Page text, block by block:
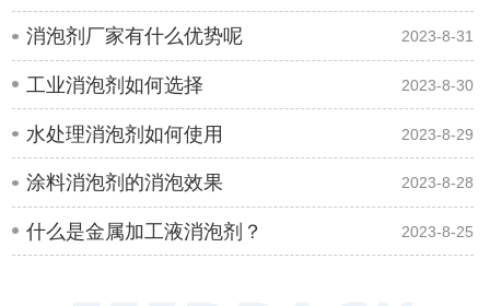
消泡剂厂家有什么优势呢 2023-8-31
工业消泡剂如何选择 2023-8-30
水处理消泡剂如何使用 2023-8-29
涂料消泡剂的消泡效果 2023-8-28
什么是金属加工液消泡剂？ 2023-8-25